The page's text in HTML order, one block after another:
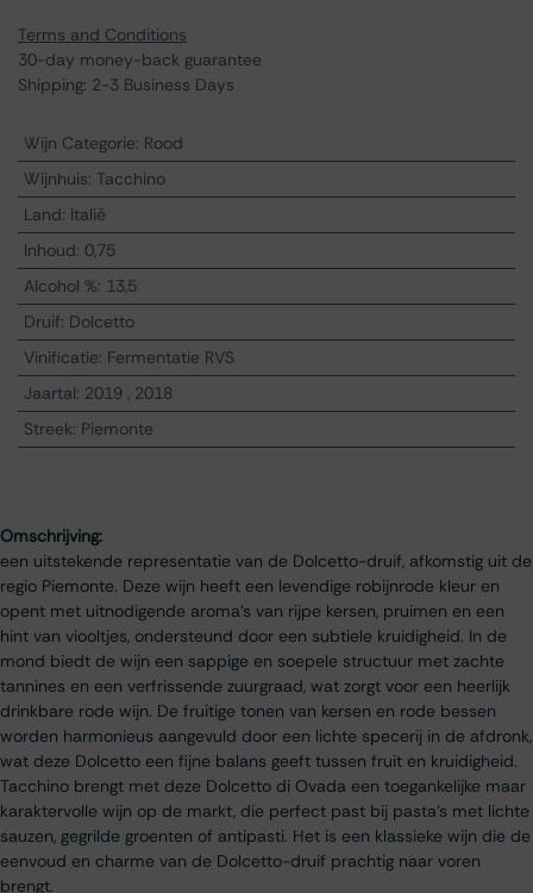
Terms and Conditions
30-day money-back guarantee
Shipping: 2-3 Business Days
Wijn Categorie: Rood
Wijnhuis: Tacchino
Land: Italië
Inhoud: 0,75
Alcohol %: 13,5
Druif: Dolcetto
Vinificatie: Fermentatie RVS
Jaartal: 2019, 2018
Streek: Piemonte
Omschrijving:
een uitstekende representatie van de Dolcetto-druif, afkomstig uit de
regio Piemonte. Deze wijn heeft een levendige robijnrode kleur en
opent met uitnodigende aroma's van rijpe kersen, pruimen en een
hint van viooltjes, ondersteund door een subtiele kruidigheid. In de
mond biedt de wijn een sappige en soepele structuur met zachte
tannines en een verfrissende zuurgraad, wat zorgt voor een heerlijk
drinkbare rode wijn. De fruitige tonen van kersen en rode bessen
worden harmonieus aangevuld door een lichte specerij in de afdronk,
wat deze Dolcetto een fijne balans geeft tussen fruit en kruidigheid.
Tacchino brengt met deze Dolcetto di Ovada een toegankelijke maar
karaktervolle wijn op de markt, die perfect past bij pasta's met lichte
sauzen, gegrilde groenten of antipasti. Het is een klassieke wijn die de
eenvoud en charme van de Dolcetto-druif prachtig naar voren
brengt.